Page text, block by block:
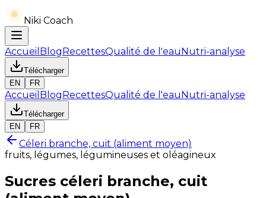
Niki Coach
Accueil BlogRecettesQualité de l'eauNutri-analyse
Télécharger
EN
FR
Accueil BlogRecettesQualité de l'eauNutri-analyse
Télécharger
EN
FR
Céleri branche, cuit (aliment moyen)
fruits, légumes, légumineuses et oléagineux
Sucres céleri branche, cuit